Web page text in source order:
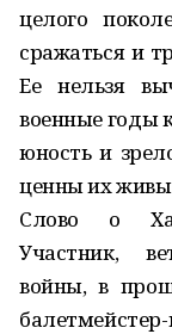
целого
сражаться и
Ее нельзя
военные годы
юность и
ценны их
Слово о
Участник,
войны, в